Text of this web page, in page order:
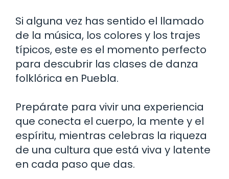
Si alguna vez has sentido el llamado
de la música, los colores y los trajes
típicos, este es el momento perfecto
para descubrir las clases de danza
folklórica en Puebla.
Prepárate para vivir una experiencia
que conecta el cuerpo, la mente y el
espíritu, mientras celebras la riqueza
de una cultura que está viva y latente
en cada paso que das.